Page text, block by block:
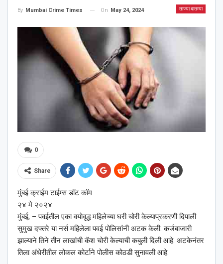
ताज्या बातम्या
By Mumbai Crime Times On May 24, 2024
0
Share
मुंबई क्राईम टाईम्स डॉट कॉम
२४ मे २०२४
मुंबई, – पवईतील एका वयोवृद्ध महिलेच्या घरी चोरी केल्याप्रकरणी दिपाली
सुमुख दफ्तरे या नर्स महिलेला पवई पोलिसांनी अटक केली. कर्जबाजारी
झाल्याने तिने तीन लाखांची कॅश चोरी केल्याची कबुली दिली आहे. अटकेनंतर
तिला अंधेरीतील लोकल कोर्टाने पोलीस कोठडी सुनावली आहे.